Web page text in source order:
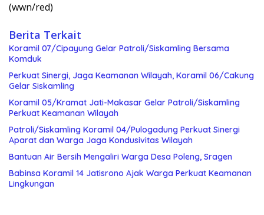
(wwn/red)
Berita Terkait
Koramil 07/Cipayung Gelar Patroli/Siskamling Bersama
Komduk
Perkuat Sinergi, Jaga Keamanan Wilayah, Koramil 06/Cakung
Gelar Siskamling
Koramil 05/Kramat Jati-Makasar Gelar Patroli/Siskamling
Perkuat Keamanan Wilayah
Patroli/Siskamling Koramil 04/Pulogadung Perkuat Sinergi
Aparat dan Warga Jaga Kondusivitas Wilayah
Bantuan Air Bersih Mengaliri Warga Desa Poleng, Sragen
Babinsa Koramil 14 Jatisrono Ajak Warga Perkuat Keamanan
Lingkungan